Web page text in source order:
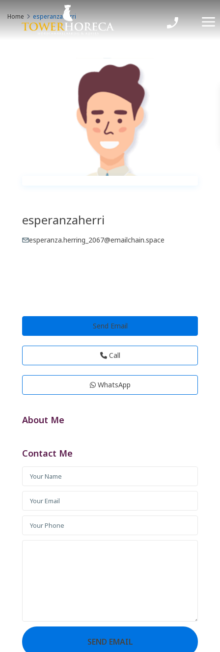
Home esperanzaherri
esperanzaherri
esperanza.herring_2067@emailchain.space
Send Email
Call
WhatsApp
About Me
Contact Me